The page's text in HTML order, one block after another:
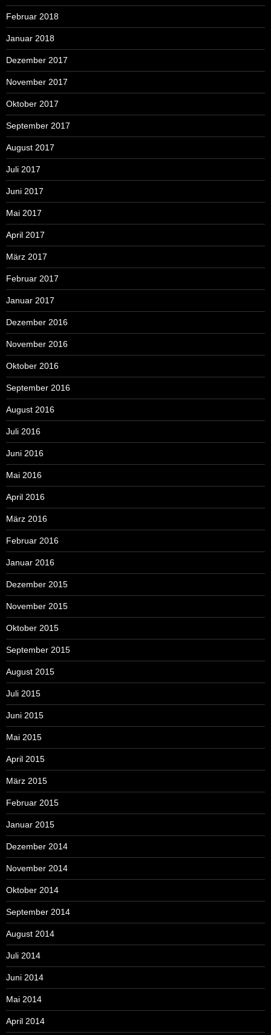
Februar 2018
Januar 2018
Dezember 2017
November 2017
Oktober 2017
September 2017
August 2017
Juli 2017
Juni 2017
Mai 2017
April 2017
März 2017
Februar 2017
Januar 2017
Dezember 2016
November 2016
Oktober 2016
September 2016
August 2016
Juli 2016
Juni 2016
Mai 2016
April 2016
März 2016
Februar 2016
Januar 2016
Dezember 2015
November 2015
Oktober 2015
September 2015
August 2015
Juli 2015
Juni 2015
Mai 2015
April 2015
März 2015
Februar 2015
Januar 2015
Dezember 2014
November 2014
Oktober 2014
September 2014
August 2014
Juli 2014
Juni 2014
Mai 2014
April 2014